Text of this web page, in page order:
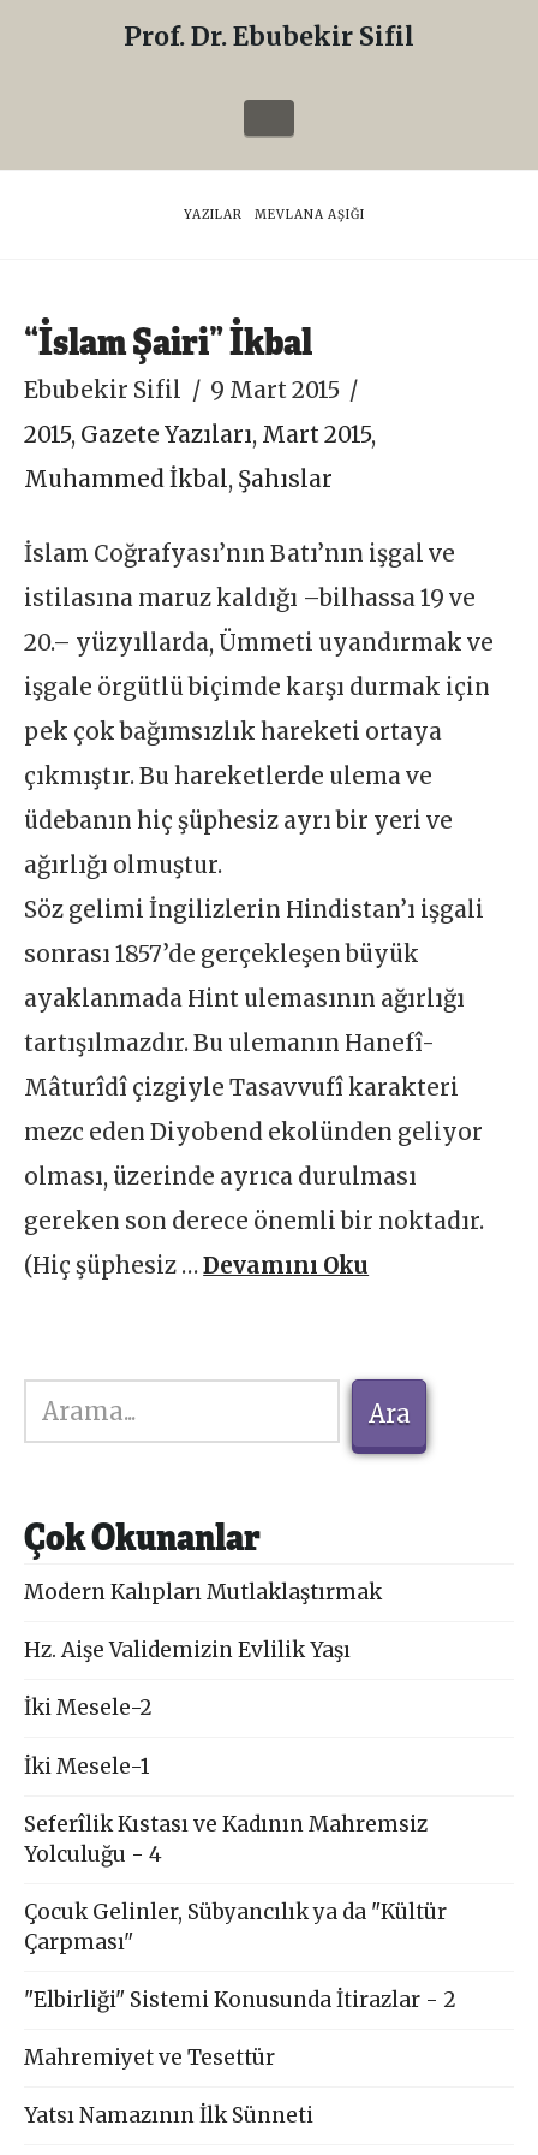
Sifil
Prof. Dr. Ebubekir Sifil
Navigation
HOME
YAZILAR MEVLANA AŞIĞI
“İslam Şairi” İkbal
Ebubekir Sifil
9 Mart 2015
2015, Gazete Yazıları, Mart 2015,
Muhammed İkbal, Şahıslar
İslam Coğrafyası’nın Batı’nın işgal ve
istilasına maruz kaldığı –bilhassa 19 ve
20.– yüzyıllarda, Ümmeti uyandırmak ve
işgale örgütlü biçimde karşı durmak için
pek çok bağımsızlık hareketi ortaya
çıkmıştır. Bu hareketlerde ulema ve
üdebanın hiç şüphesiz ayrı bir yeri ve
ağırlığı olmuştur.
Söz gelimi İngilizlerin Hindistan’ı işgali
sonrası 1857’de gerçekleşen büyük
ayaklanmada Hint ulemasının ağırlığı
tartışılmazdır. Bu ulemanın Hanefî-
Mâturîdî çizgiyle Tasavvufî karakteri
mezc eden Diyobend ekolünden geliyor
olması, üzerinde ayrıca durulması
gereken son derece önemli bir noktadır.
(Hiç şüphesiz …Devamını Oku
Ara
Ara
Çok Okunanlar
Modern Kalıpları Mutlaklaştırmak
Hz. Aişe Validemizin Evlilik Yaşı
İki Mesele-2
İki Mesele-1
Seferîlik Kıstası ve Kadının Mahremsiz
Yolculuğu - 4
Çocuk Gelinler, Sübyancılık ya da "Kültür
Çarpması"
"Elbirliği" Sistemi Konusunda İtirazlar - 2
Mahremiyet ve Tesettür
Yatsı Namazının İlk Sünneti